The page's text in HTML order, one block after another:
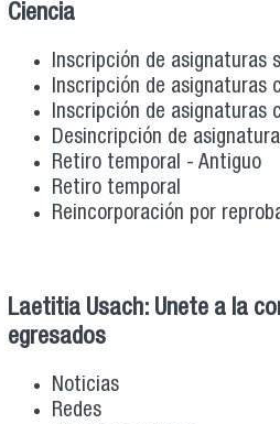
Inscripción de asignaturas
Inscripción de asignaturas
Inscripción de asignaturas
Desincripción de
Retiro temporal - Antiguo
Retiro temporal
Reincorporación por
Laetitia Usach: Unete a la
Noticias
Redes